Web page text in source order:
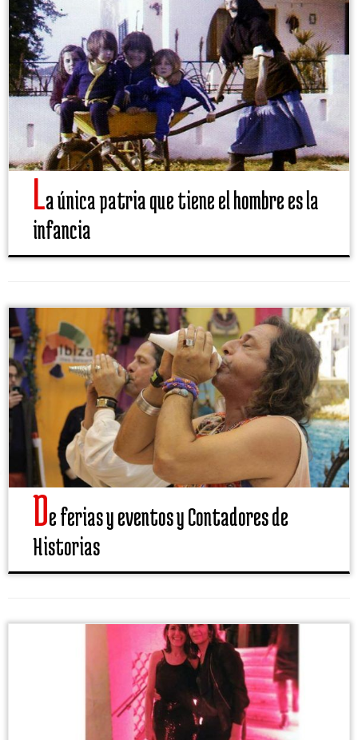
La única patria que tiene el hombre es la
infancia
De ferias y eventos y Contadores de
Historias